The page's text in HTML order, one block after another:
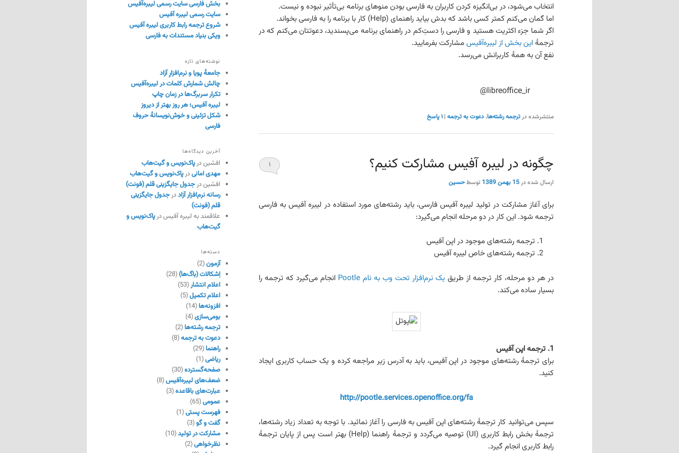
انتخاب می‌شود، در بی‌انگیزه کردن کاربران به فارسی بودن منوهای برنامه بی‌تأثیر نبوده و نیست.
اما گمان می‌کنم کمتر کسی باشد که بدش بیاید راهنمای (Help) کار با برنامه را به فارسی بخواند.
اگر شما جزء اکثریت هستید و فارسی را دستِ‌کم در راهنمای برنامه می‌پسندید، دعوتتان می‌کنم که در
ترجمهٔاین بخش از لیبره‌آفیسمشارکت بفرمایید.
نفع آن به همهٔ کاربرانش می‌رسد.
@libreoffice_ir
منتشرشده در ترجمه رشته‌ها، دعوت به ترجمه | ۱پاسخ
چگونه در لیبره آفیس مشارکت کنیم؟
ارسال شده در 15 بهمن 1389 توسطحسین
۱
برای آغاز مشارکت در تولید لیبره آفیس فارسی، باید رشته‌های مورد استفاده در لیبره آفیس به فارسی
ترجمه شود. این کار در دو مرحله انجام می‌گیرد:
ترجمه رشته‌های موجود در اپن آفیس
ترجمه رشته‌های خاص لیبره آفیس
در هر دو مرحله، کار ترجمه از طریق یک نرم‌افزار تحت وب به نام Pootle
انجام می‌گیرد که ترجمه را
بسیار ساده می‌کند.
1. ترجمه اپن آفیس
برای ترجمۀ رشته‌های موجود در اپن آفیس، باید به آدرس زیر مراجعه کرده و یک حساب کاربری ایجاد
کنید.
http://pootle.services.openoffice.org/fa
سپس می‌توانید کار ترجمۀ رشته‌های اپن آفیس به فارسی را آغاز نمائید. با توجه به تعداد زیاد رشته‌ها،
ترجمۀ بخش رابط کاربری (UI) توصیه می‌گردد و ترجمۀ راهنما (Help) بهتر است پس از پایان ترجمۀ
رابط کاربری انجام گیرد.
بخش فارسی سایت رسمی لیبره‌آفیس
سایت رسمی لیبره آفیس
شروع ترجمه رابط کاربری لیبره آفیس
ویکی بنیاد مستندات به فارسی
نوشته‌های تازه
جامعهٔ پویا و نرم‌افزارِ آزاد
چالش شمارش کلمات در لیبره‌آفیس
تکرار سربرگ‌ها در زمان چاپ
لیبره آفیس؛ هر روز بهتر از دیروز
شکل تزئینی و خوش‌نویسانهٔ حروف
فارسی
آخرین دیدگاه‌ها
افشیندر پاک‌نویس و گیت‌هاب
مهدی امانیدر پاک‌نویس و گیت‌هاب
افشیندر جدول جایگزینی قلم (فونت)
رسانه نرم‌افزار آزاددر جدول جایگزینی
قلم (فونت)
علاقمند به لیبره آفیسدر پاک‌نویس و
گیت‌هاب
دسته‌ها
آزمون(2)
اِشکالات (باگ‌ها)(28)
اعلام انتشار(53)
اعلام تکمیل(5)
افزونه‌ها (14)
بومی‌سازی(4)
ترجمه رشته‌ها (2)
دعوت به ترجمه(8)
راهنما (29)
ریاضی(1)
صفحه‌گسترده(30)
ضعف‌های لیبره‌آفیس(8)
عبارت‌های باقاعده(3)
عمومی(65)
فهرست پستی(1)
گفت و گو(3)
مشارکت در تولید(10)
نظرخواهی(2)